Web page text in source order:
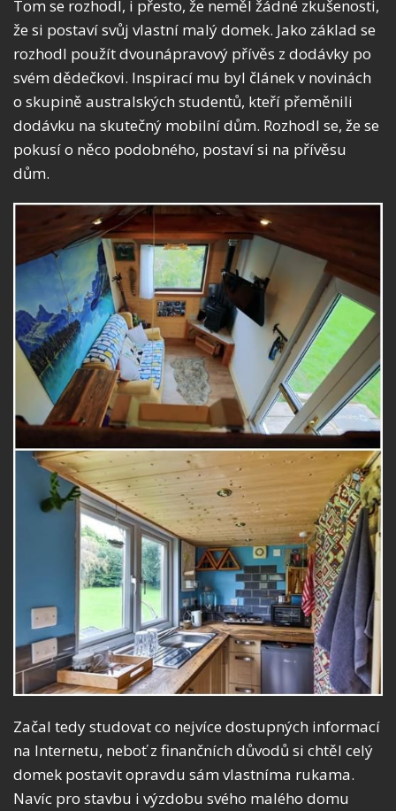
Tom se rozhodl, i přesto, že neměl žádné zkušenosti,
že si postaví svůj vlastní malý domek. Jako základ se
rozhodl použít dvounápravový přívěs z dodávky po
svém dědečkovi. Inspirací mu byl článek v novinách
o skupině australských studentů, kteří přeměnili
dodávku na skutečný mobilní dům. Rozhodl se, že se
pokusí o něco podobného, postaví si na přívěsu
dům.
Začal tedy studovat co nejvíce dostupných informací
na Internetu, neboť z finančních důvodů si chtěl celý
domek postavit opravdu sám vlastníma rukama.
Navíc pro stavbu i výzdobu svého malého domu